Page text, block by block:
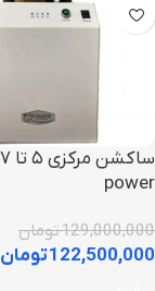
power
129,000,000تومان
122,500,000تومان